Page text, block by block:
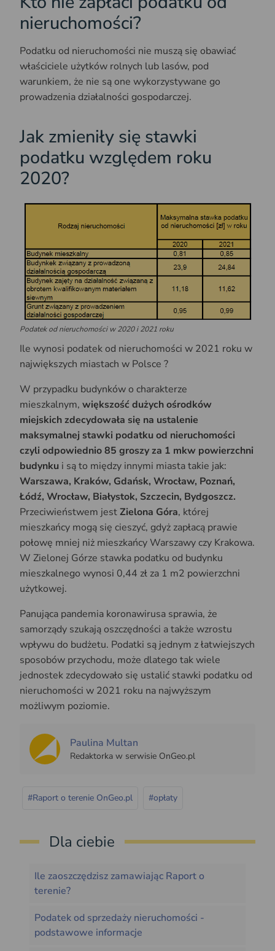
nieruchomości?
Podatku od nieruchomości nie muszą się obawiać
właściciele użytków rolnych lub lasów, pod
warunkiem, że nie są one wykorzystywane go
prowadzenia działalności gospodarczej.
Jak zmieniły się stawki
podatku względem roku
2020?
Podatek od nieruchomości w 2020 i 2021 roku
Ile wynosi podatek od nieruchomości w 2021 roku w
największych miastach w Polsce ?
W przypadku budynków o charakterze
mieszkalnym, większość dużych ośrodków
miejskich zdecydowała się na ustalenie
maksymalnej stawki podatku od nieruchomości
czyli odpowiednio 85 groszy za 1 mkw powierzchni
budynku i są to między innymi miasta takie jak:
Warszawa, Kraków, Gdańsk, Wrocław, Poznań,
Łódź, Wrocław, Białystok, Szczecin, Bydgoszcz.
Przeciwieństwem jestZielona Góra, której
mieszkańcy mogą się cieszyć, gdyż zapłacą prawie
połowę mniej niż mieszkańcy Warszawy czy Krakowa.
W Zielonej Górze stawka podatku od budynku
mieszkalnego wynosi 0,44 zł za 1 m2 powierzchni
użytkowej.
Panująca pandemia koronawirusa sprawia, że
samorządy szukają oszczędności a także wzrostu
wpływu do budżetu. Podatki są jednym z łatwiejszych
sposobów przychodu, może dlatego tak wiele
jednostek zdecydowało się ustalić stawki podatku od
nieruchomości w 2021 roku na najwyższym
możliwym poziomie.
Paulina Multan
Redaktorka w serwisie OnGeo.pl
#Raport o terenie OnGeo.pl #opłaty
Dla ciebie
Ile zaoszczędzisz zamawiając Raport o
terenie?
Podatek od sprzedaży nieruchomości -
podstawowe informacje